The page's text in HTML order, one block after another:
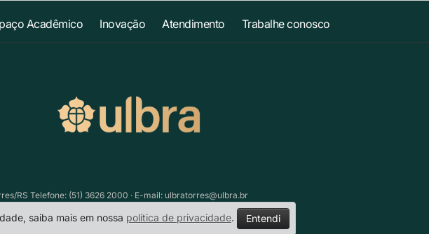
Acadêmico Inovação Atendimento Trabalhe conosco
RS Telefone: (51) 3626 2000 · E-mail: ulbratorres@ulbra.br
saiba mais em nossa política de privacidade. Entendi